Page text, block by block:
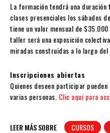
La formación tendrá una
clases presenciales los sábados
tiene un valor mensual de
taller será una exposición
miradas construidas a lo largo del
Inscripciones abiertas
Quienes deseen participar
varias personas. Clic aqui para
LEER MÁS SOBRE CURSOS